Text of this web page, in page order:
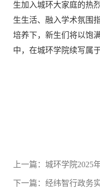
生加入城环大家庭的热
生生活、融入学术氛围
培养下，新生们将以饱
中，在城环学院续写属
上一篇：城环学院2025
下一篇：经纬智行政务